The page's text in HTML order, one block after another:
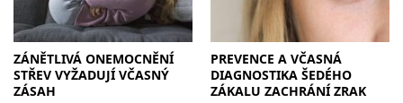
ZÁNĚTLIVÁ ONEMOCNĚNÍ
STŘEV VYŽADUJÍ VČASNÝ
ZÁSAH
PREVENCE A VČASNÁ
DIAGNOSTIKA ŠEDÉHO
ZÁKALU ZACHRÁNÍ ZRAK